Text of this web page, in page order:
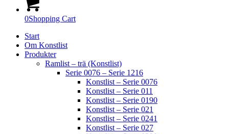
0Shopping Cart
Start
Om Konstlist
Produkter
Ramlist – trä (Konstlist)
Serie 0076 – Serie 1216
Konstlist – Serie 0076
Konstlist – Serie 011
Konstlist – Serie 0190
Konstlist – Serie 021
Konstlist – Serie 0241
Konstlist – Serie 027